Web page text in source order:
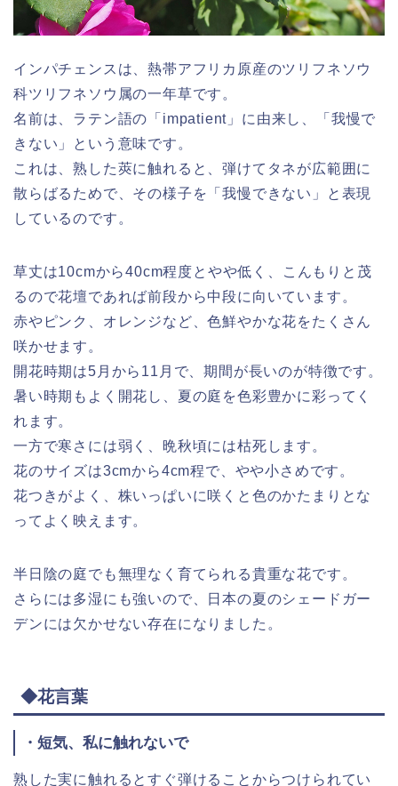
インパチェンスは、熱帯アフリカ原産のツリフネソウ
科ツリフネソウ属の一年草です。
名前は、ラテン語の「impatient」に由来し、「我慢で
きない」という意味です。
これは、熟した莢に触れると、弾けてタネが広範囲に
散らばるためで、その様子を「我慢できない」と表現
しているのです。
草丈は10cmから40cm程度とやや低く、こんもりと茂
るので花壇であれば前段から中段に向いています。
赤やピンク、オレンジなど、色鮮やかな花をたくさん
咲かせます。
開花時期は5月から11月で、期間が長いのが特徴です。
暑い時期もよく開花し、夏の庭を色彩豊かに彩ってく
れます。
一方で寒さには弱く、晩秋頃には枯死します。
花のサイズは3cmから4cm程で、やや小さめです。
花つきがよく、株いっぱいに咲くと色のかたまりとな
ってよく映えます。
半日陰の庭でも無理なく育てられる貴重な花です。
さらには多湿にも強いので、日本の夏のシェードガー
デンには欠かせない存在になりました。
◆花言葉
・短気、私に触れないで
熟した実に触れるとすぐ弾けることからつけられてい